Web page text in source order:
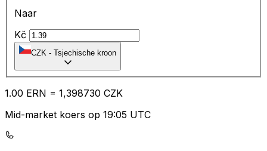
Naar
Kč
CZK - Tsjechische kroon
1.00 ERN = 1,398730 CZK
Mid-market koers op 19:05 UTC